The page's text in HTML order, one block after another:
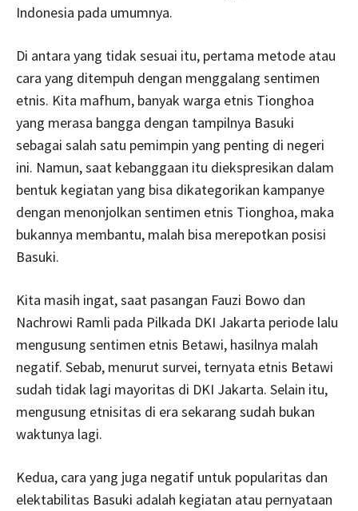
Indonesia pada umumnya.
Di antara yang tidak sesuai itu, pertama metode atau
cara yang ditempuh dengan menggalang sentimen
etnis. Kita mafhum, banyak warga etnis Tionghoa
yang merasa bangga dengan tampilnya Basuki
sebagai salah satu pemimpin yang penting di negeri
ini. Namun, saat kebanggaan itu diekspresikan dalam
bentuk kegiatan yang bisa dikategorikan kampanye
dengan menonjolkan sentimen etnis Tionghoa, maka
bukannya membantu, malah bisa merepotkan posisi
Basuki.
Kita masih ingat, saat pasangan Fauzi Bowo dan
Nachrowi Ramli pada Pilkada DKI Jakarta periode lalu
mengusung sentimen etnis Betawi, hasilnya malah
negatif. Sebab, menurut survei, ternyata etnis Betawi
sudah tidak lagi mayoritas di DKI Jakarta. Selain itu,
mengusung etnisitas di era sekarang sudah bukan
waktunya lagi.
Kedua, cara yang juga negatif untuk popularitas dan
elektabilitas Basuki adalah kegiatan atau pernyataan